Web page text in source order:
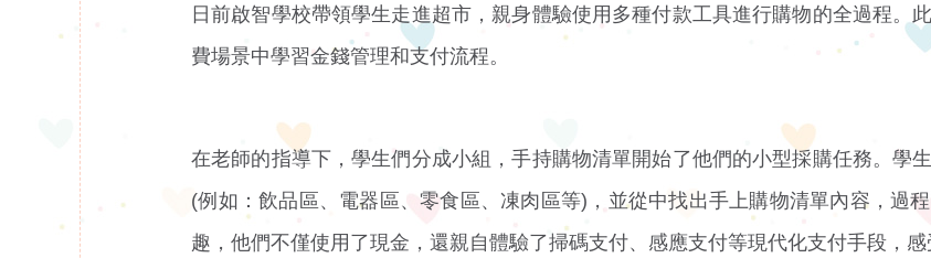
日前啟智學校帶領學生走進超市，親身體驗使用多種付款工具進行購物的全過程。
費場景中學習金錢管理和支付流程。
在老師的指導下，學生們分成小組，手持購物清單開始了他們的小型採購任務。學
(例如：飲品區、電器區、零食區、凍肉區等)，並從中找出手上購物清單內容，過
趣，他們不僅使用了現金，還親自體驗了掃碼支付、感應支付等現代化支付手段，感